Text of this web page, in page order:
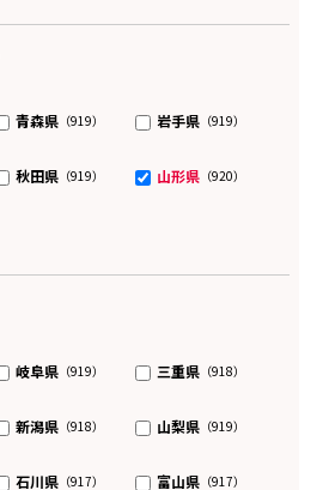
青森県 （919） 岩手県 （919）
秋田県 （919） 山形県 （920）
岐阜県 （919） 三重県 （918）
新潟県 （918） 山梨県 （919）
石川県 （917） 富山県 （917）